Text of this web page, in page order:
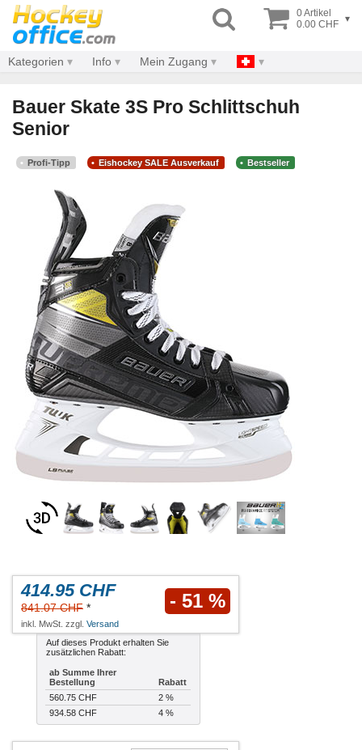
0 Artikel
0.00 CHF ▾
Kategorien Info Mein Zugang
Bauer Skate 3S Pro Schlittschuh
Senior
Profi-Tipp Eishockey SALE Ausverkauf Bestseller
414.95 CHF
841.07 CHF * - 51 %
inkl. MwSt. zzgl. Versand
Auf dieses Produkt erhalten Sie
zusätzlichen Rabatt:
ab Summe Ihrer
Bestellung
Rabatt
560.75 CHF
2 %
934.58 CHF
4 %